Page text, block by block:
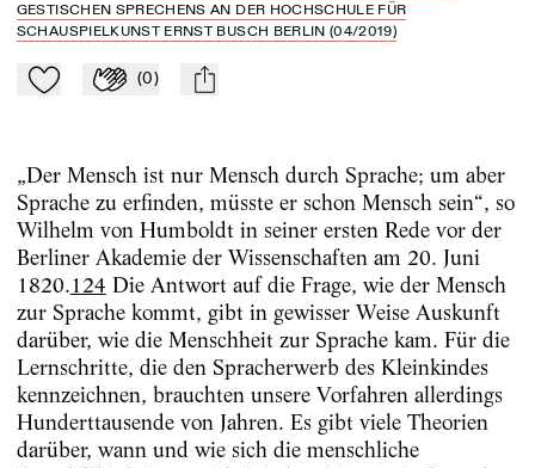
GESTISCHEN SPRECHENS AN DER HOCHSCHULE FÜR
SCHAUSPIELKUNST ERNST BUSCH BERLIN (04/2019)
Zu Mein-TdZ hinzufügen
Applaudieren
(0) mail
„Der Mensch ist nur Mensch durch Sprache; um aber
Sprache zu erfinden, müsste er schon Mensch sein“, so
Wilhelm von Humboldt in seiner ersten Rede vor der
Berliner Akademie der Wissenschaften am 20. Juni
1820.124 Die Antwort auf die Frage, wie der Mensch
zur Sprache kommt, gibt in gewisser Weise Auskunft
darüber, wie die Menschheit zur Sprache kam. Für die
Lernschritte, die den Spracherwerb des Kleinkindes
kennzeichnen, brauchten unsere Vorfahren allerdings
Hunderttausende von Jahren. Es gibt viele Theorien
darüber, wann und wie sich die menschliche